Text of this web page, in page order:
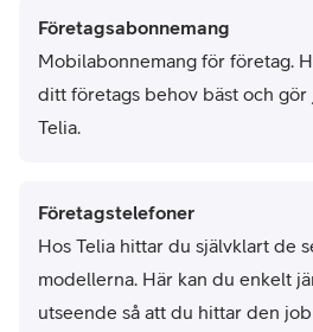
Företagsabonnemang
Mobilabonnemang för företag.
ditt företags behov bäst och
Telia.
Företagstelefoner
Hos Telia hittar du självklart de
modellerna. Här kan du enkelt
utseende så att du hittar den